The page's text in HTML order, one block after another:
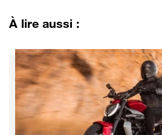
À lire aussi :